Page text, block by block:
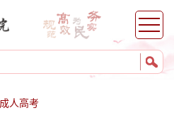
成人高考